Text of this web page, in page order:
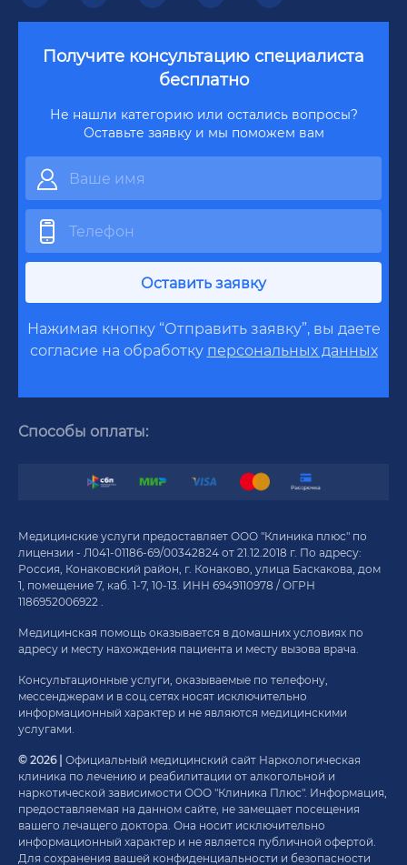
Способы оплаты:
Получите консультацию специалиста
бесплатно
Не нашли категорию или остались вопросы?
Оставьте заявку и мы поможем вам
Оставить заявку
Нажимая кнопку “Отправить заявку”, вы даете
согласие на обработку персональных данных
Медицинские услуги предоставляет ООО "Клиника плюс" по
лицензии - Л041-01186-69/00342824 от 21.12.2018 г. По адресу:
Россия, Конаковский район, г. Конаково, улица Баскакова, дом
1, помещение 7, каб. 1-7, 10-13. ИНН 6949110978 / ОГРН
1186952006922 .
Медицинская помощь оказывается в домашних условиях по
адресу и месту нахождения пациента и месту вызова врача.
Консультационные услуги, оказываемые по телефону,
мессенджерам и в соц.сетях носят исключительно
информационный характер и не являются медицинскими
услугами.
© 2026 | Официальный медицинский сайт Наркологическая
клиника по лечению и реабилитации от алкогольной и
наркотической зависимости ООО "Клиника Плюс". Информация,
предоставляемая на данном сайте, не замещает посещения
вашего лечащего доктора. Она носит исключительно
информационный характер и не является публичной офертой.
Для сохранения вашей конфиденциальности и безопасности